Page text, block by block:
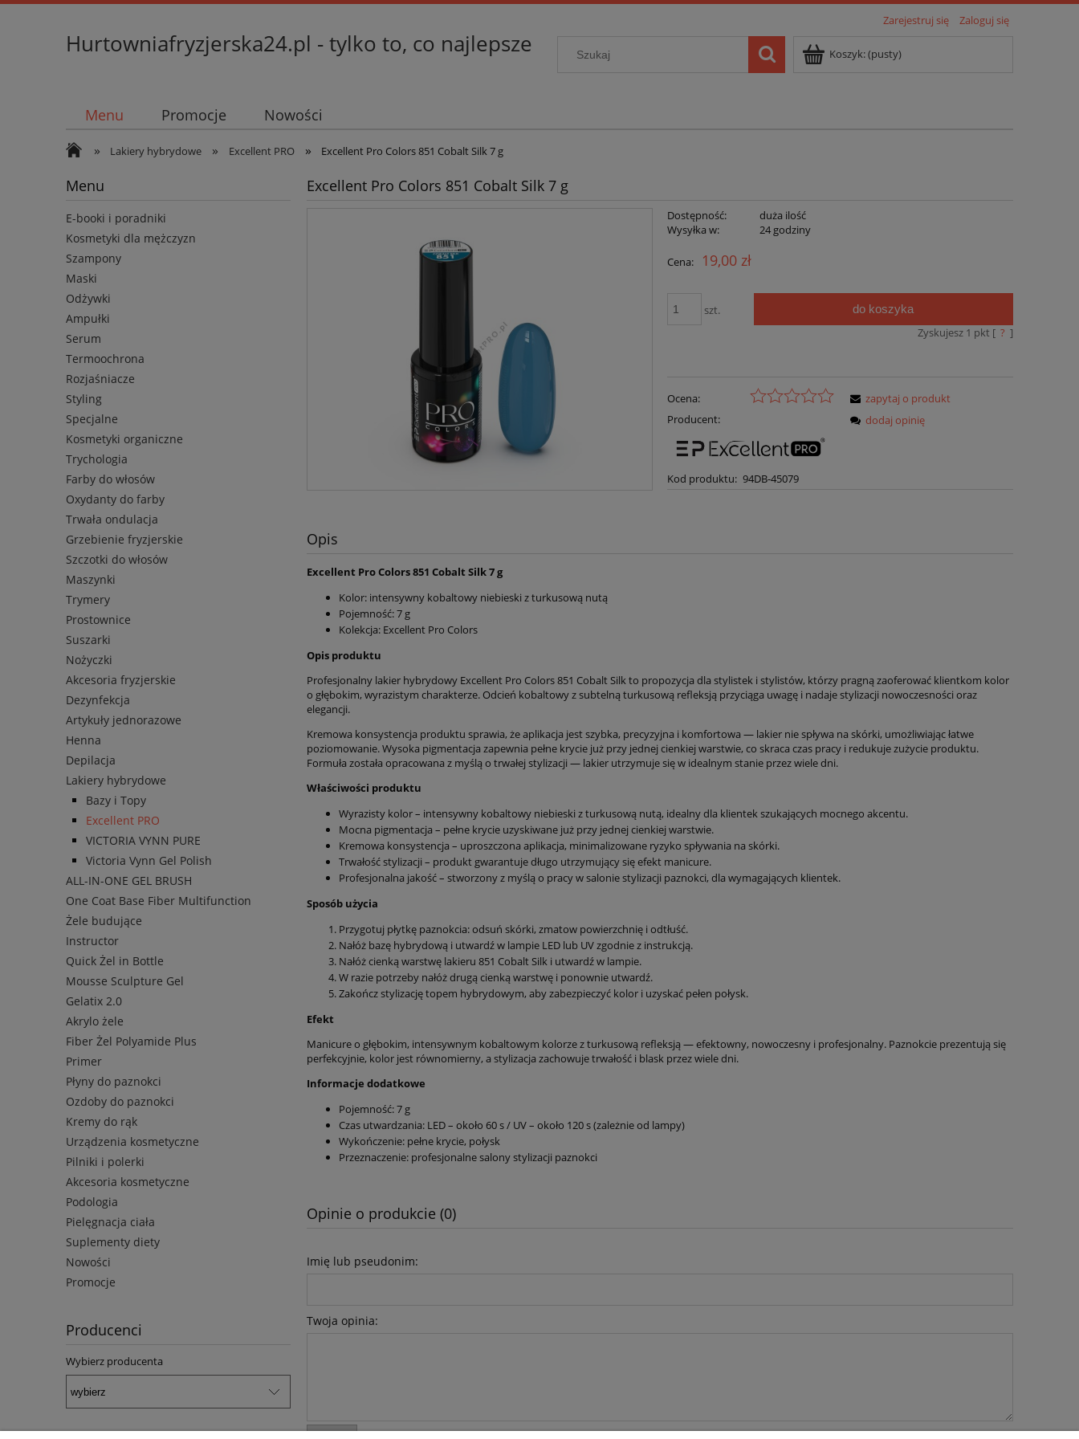
Zarejestruj się Zaloguj się
Hurtowniafryzjerska24.pl - tylko to, co najlepsze Koszyk:(pusty)
Menu Promocje Nowości
» Lakiery hybrydowe » Excellent PRO » Excellent Pro Colors 851 Cobalt Silk 7 g
Menu
E-booki i poradniki
Kosmetyki dla mężczyzn
Szampony
Maski
Odżywki
Ampułki
Serum
Termoochrona
Rozjaśniacze
Styling
Specjalne
Kosmetyki organiczne
Trychologia
Farby do włosów
Oxydanty do farby
Trwała ondulacja
Grzebienie fryzjerskie
Szczotki do włosów
Maszynki
Trymery
Prostownice
Suszarki
Nożyczki
Akcesoria fryzjerskie
Dezynfekcja
Artykuły jednorazowe
Henna
Depilacja
Lakiery hybrydowe
Bazy i Topy
Excellent PRO
VICTORIA VYNN PURE
Victoria Vynn Gel Polish
ALL-IN-ONE GEL BRUSH
One Coat Base Fiber Multifunction
Żele budujące
Instructor
Quick Żel in Bottle
Mousse Sculpture Gel
Gelatix 2.0
Akrylo żele
Fiber Żel Polyamide Plus
Primer
Płyny do paznokci
Ozdoby do paznokci
Kremy do rąk
Urządzenia kosmetyczne
Pilniki i polerki
Akcesoria kosmetyczne
Podologia
Pielęgnacja ciała
Suplementy diety
Nowości
Promocje
Producenci
Wybierz producenta
Excellent Pro Colors 851 Cobalt Silk 7 g
Dostępność:
duża ilość
Wysyłka w:
24 godziny
Cena: 19,00 zł
szt. do koszyka
Zyskujesz 1 pkt [ ? ]
Ocena:
Producent:
Kod produktu: 94DB-45079
zapytaj o produkt
dodaj opinię
Opis
Excellent Pro Colors 851 Cobalt Silk 7 g
Kolor: intensywny kobaltowy niebieski z turkusową nutą
Pojemność: 7 g
Kolekcja: Excellent Pro Colors
Opis produktu
Profesjonalny lakier hybrydowy Excellent Pro Colors 851 Cobalt Silk to propozycja dla stylistek i stylistów, którzy pragną zaoferować klientkom kolor
o głębokim, wyrazistym charakterze. Odcień kobaltowy z subtelną turkusową refleksją przyciąga uwagę i nadaje stylizacji nowoczesności oraz
elegancji.
Kremowa konsystencja produktu sprawia, że aplikacja jest szybka, precyzyjna i komfortowa — lakier nie spływa na skórki, umożliwiając łatwe
poziomowanie. Wysoka pigmentacja zapewnia pełne krycie już przy jednej cienkiej warstwie, co skraca czas pracy i redukuje zużycie produktu.
Formuła została opracowana z myślą o trwałej stylizacji — lakier utrzymuje się w idealnym stanie przez wiele dni.
Właściwości produktu
Wyrazisty kolor – intensywny kobaltowy niebieski z turkusową nutą, idealny dla klientek szukających mocnego akcentu.
Mocna pigmentacja – pełne krycie uzyskiwane już przy jednej cienkiej warstwie.
Kremowa konsystencja – uproszczona aplikacja, minimalizowane ryzyko spływania na skórki.
Trwałość stylizacji – produkt gwarantuje długo utrzymujący się efekt manicure.
Profesjonalna jakość – stworzony z myślą o pracy w salonie stylizacji paznokci, dla wymagających klientek.
Sposób użycia
Przygotuj płytkę paznokcia: odsuń skórki, zmatow powierzchnię i odtłuść.
Nałóż bazę hybrydową i utwardź w lampie LED lub UV zgodnie z instrukcją.
Nałóż cienką warstwę lakieru 851 Cobalt Silk i utwardź w lampie.
W razie potrzeby nałóż drugą cienką warstwę i ponownie utwardź.
Zakończ stylizację topem hybrydowym, aby zabezpieczyć kolor i uzyskać pełen połysk.
Efekt
Manicure o głębokim, intensywnym kobaltowym kolorze z turkusową refleksją — efektowny, nowoczesny i profesjonalny. Paznokcie prezentują się
perfekcyjnie, kolor jest równomierny, a stylizacja zachowuje trwałość i blask przez wiele dni.
Informacje dodatkowe
Pojemność: 7 g
Czas utwardzania: LED – około 60 s / UV – około 120 s (zależnie od lampy)
Wykończenie: pełne krycie, połysk
Przeznaczenie: profesjonalne salony stylizacji paznokci
Opinie o produkcie (0)
Imię lub pseudonim:
Twoja opinia: